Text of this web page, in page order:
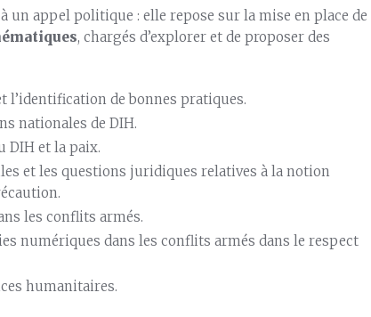
un appel politique : elle repose sur la mise en place de
, chargés d’explorer et de proposer des
l’identification de bonnes pratiques.
nationales de DIH.
DIH et la paix.
et les questions juridiques relatives à la notion
les conflits armés.
numériques dans les conflits armés dans le respect
humanitaires.